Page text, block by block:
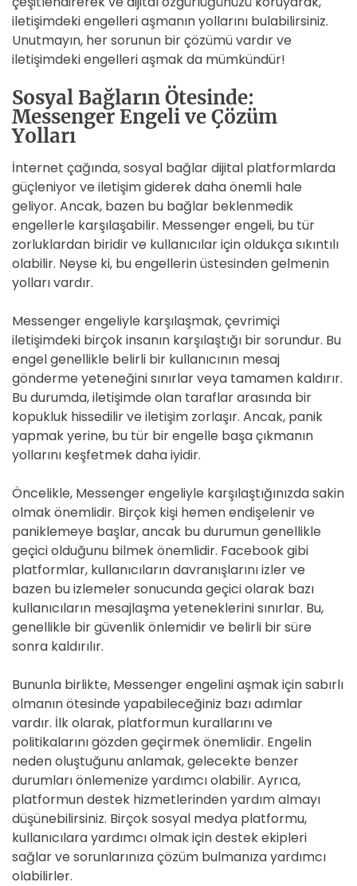
iletişimdeki engelleri aşmanın yollarını bulabilirsiniz.
Unutmayın, her sorunun bir çözümü vardır ve
iletişimdeki engelleri aşmak da mümkündür!
Sosyal Bağların Ötesinde:
Messenger Engeli ve Çözüm
Yolları
İnternet çağında, sosyal bağlar dijital platformlarda
güçleniyor ve iletişim giderek daha önemli hale
geliyor. Ancak, bazen bu bağlar beklenmedik
engellerle karşılaşabilir. Messenger engeli, bu tür
zorluklardan biridir ve kullanıcılar için oldukça sıkıntılı
olabilir. Neyse ki, bu engellerin üstesinden gelmenin
yolları vardır.
Messenger engeliyle karşılaşmak, çevrimiçi
iletişimdeki birçok insanın karşılaştığı bir sorundur. Bu
engel genellikle belirli bir kullanıcının mesaj
gönderme yeteneğini sınırlar veya tamamen kaldırır.
Bu durumda, iletişimde olan taraflar arasında bir
kopukluk hissedilir ve iletişim zorlaşır. Ancak, panik
yapmak yerine, bu tür bir engelle başa çıkmanın
yollarını keşfetmek daha iyidir.
Öncelikle, Messenger engeliyle karşılaştığınızda sakin
olmak önemlidir. Birçok kişi hemen endişelenir ve
paniklemeye başlar, ancak bu durumun genellikle
geçici olduğunu bilmek önemlidir. Facebook gibi
platformlar, kullanıcıların davranışlarını izler ve
bazen bu izlemeler sonucunda geçici olarak bazı
kullanıcıların mesajlaşma yeteneklerini sınırlar. Bu,
genellikle bir güvenlik önlemidir ve belirli bir süre
sonra kaldırılır.
Bununla birlikte, Messenger engelini aşmak için sabırlı
olmanın ötesinde yapabileceğiniz bazı adımlar
vardır. İlk olarak, platformun kurallarını ve
politikalarını gözden geçirmek önemlidir. Engelin
neden oluştuğunu anlamak, gelecekte benzer
durumları önlemenize yardımcı olabilir. Ayrıca,
platformun destek hizmetlerinden yardım almayı
düşünebilirsiniz. Birçok sosyal medya platformu,
kullanıcılara yardımcı olmak için destek ekipleri
sağlar ve sorunlarınıza çözüm bulmanıza yardımcı
olabilirler.